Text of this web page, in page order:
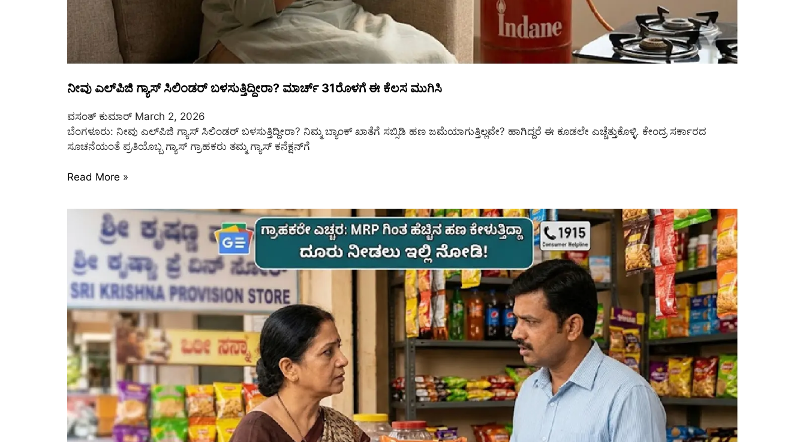
ನೀವು ಎಲ್‌ಪಿಜಿ ಗ್ಯಾಸ್ ಸಿಲಿಂಡರ್ ಬಳಸುತ್ತಿದ್ದೀರಾ? ಮಾರ್ಚ್ 31ರೊಳಗೆ ಈ ಕೆಲಸ ಮುಗಿಸಿ
ವಸಂತ್‌ ಕುಮಾರ್‌ March 2, 2026
ಬೆಂಗಳೂರು: ನೀವು ಎಲ್‌ಪಿಜಿ ಗ್ಯಾಸ್ ಸಿಲಿಂಡರ್ ಬಳಸುತ್ತಿದ್ದೀರಾ? ನಿಮ್ಮ ಬ್ಯಾಂಕ್ ಖಾತೆಗೆ ಸಬ್ಸಿಡಿ ಹಣ ಜಮೆಯಾಗುತ್ತಿಲ್ಲವೇ? ಹಾಗಿದ್ದರೆ ಈ ಕೂಡಲೇ ಎಚ್ಚೆತ್ತುಕೊಳ್ಳಿ. ಕೇಂದ್ರ ಸರ್ಕಾರದ
ಸೂಚನೆಯಂತೆ ಪ್ರತಿಯೊಬ್ಬ ಗ್ಯಾಸ್ ಗ್ರಾಹಕರು ತಮ್ಮ ಗ್ಯಾಸ್ ಕನೆಕ್ಷನ್‌ಗೆ
Read More »